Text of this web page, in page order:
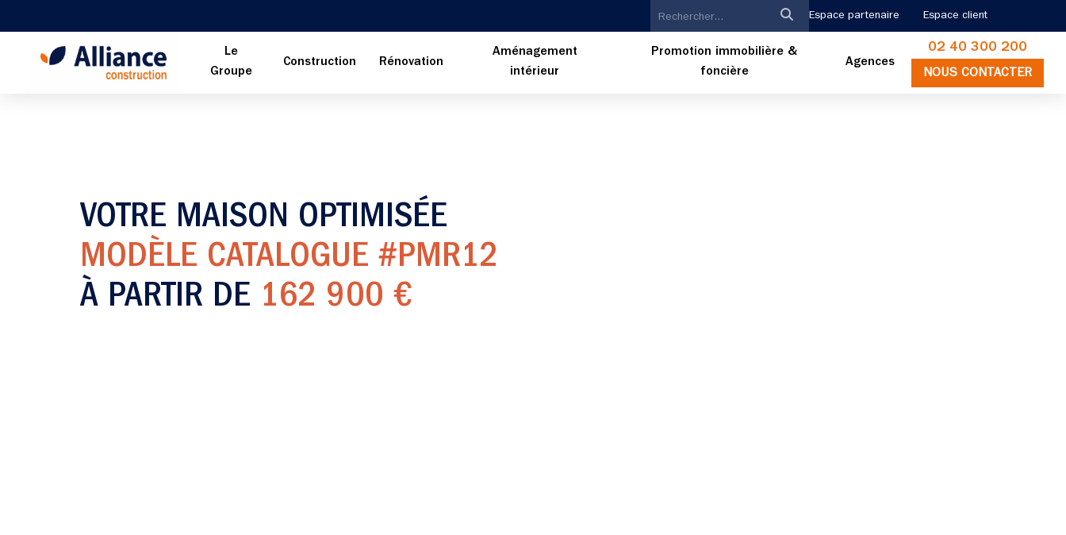
Espace partenaire Espace client
Le
Groupe
Construction Rénovation
Aménagement
intérieur
Promotion immobilière &
foncière
Agences
02 40 300 200
NOUS CONTACTER
VOTRE MAISON OPTIMISÉE
MODÈLE CATALOGUE #PMR12
À PARTIR DE 162 900 €